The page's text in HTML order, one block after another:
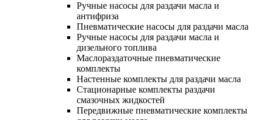
Ручные насосы для раздачи масла и
антифриза
Пневматические насосы для раздачи масла
Ручные насосы для раздачи масла и
дизельного топлива
Маслораздаточные пневматические
комплекты
Настенные комплекты для раздачи масла
Стационарные комплекты раздачи
смазочных жидкостей
Передвижные пневматические комплекты